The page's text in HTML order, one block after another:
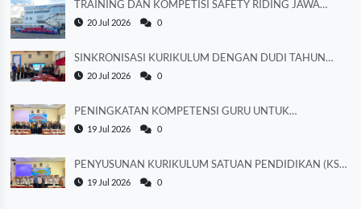
TRAINING DAN KOMPETISI SAFETY RIDING JAWA
TENGAH 2026
20 Jul 2026 0
SINKRONISASI KURIKULUM DENGAN DUDI TAHUN
AJARAN 2026/2027
20 Jul 2026 0
PENINGKATAN KOMPETENSI GURU UNTUK
MEMPERKUAT LITERASI
19 Jul 2026 0
PENYUSUNAN KURIKULUM SATUAN PENDIDIKAN (KSP)
TAHUN AJARAN 2026/2027
19 Jul 2026 0